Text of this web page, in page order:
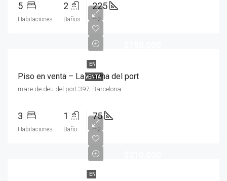
5
Habitaciones
2
Baños
225
m2
EN
VENTA
Piso en venta – La marina del port
mare de deu del port 397, Barcelona
3
Habitaciones
1
Baño
75
m2
EN